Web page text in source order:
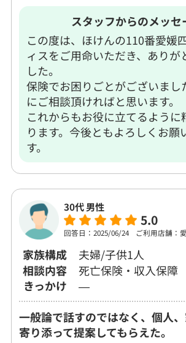
スタッフからのメッセ
この度は、ほけんの110番愛媛
ィスをご用命いただき、ありが
した。
保険でお困りごとがございまし
にご相談頂ければと思います。
これからもお役に立てるように
ります。今後ともよろしくお願
す。
30代 男性
5.0
回答日：2025/06/24 ご利用店舗：
家族構成
夫婦/子供1人
相談内容
死亡保険・収入保障
きっかけ
―
一般論で話すのではなく、個人
寄り添って提案してもらえた。